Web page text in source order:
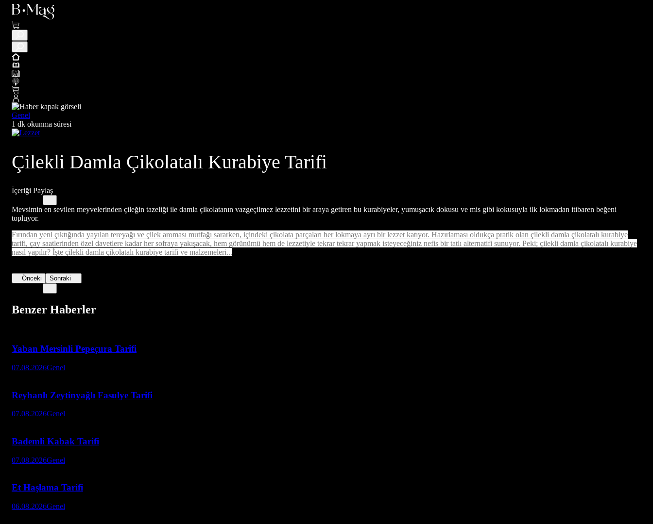
Genel
1 dk okunma süresi
Çilekli Damla Çikolatalı Kurabiye Tarifi
İçeriği Paylaş
Mevsimin en sevilen meyvelerinden çileğin tazeliği ile damla çikolatanın vazgeçilmez lezzetini bir araya getiren bu kurabiyeler, yumuşacık dokusu ve mis gibi kokusuyla ilk lokmadan itibaren beğeni
topluyor.
Fırından yeni çıktığında yayılan tereyağı ve çilek aroması mutfağı sararken, içindeki çikolata parçaları her lokmaya ayrı bir lezzet katıyor. Hazırlaması oldukça pratik olan çilekli damla çikolatalı kurabiye
tarifi, çay saatlerinden özel davetlere kadar her sofraya yakışacak, hem görünümü hem de lezzetiyle tekrar tekrar yapmak isteyeceğiniz nefis bir tatlı alternatifi sunuyor. Peki; çilekli damla çikolatalı kurabiye
nasıl yapılır? İşte çilekli damla çikolatalı kurabiye tarifi ve malzemeleri...
Önceki Sonraki
Benzer Haberler
Yaban Mersinli Pepeçura Tarifi
07.08.2026Genel
Reyhanlı Zeytinyağlı Fasulye Tarifi
07.08.2026Genel
Bademli Kabak Tarifi
07.08.2026Genel
Et Haşlama Tarifi
06.08.2026Genel